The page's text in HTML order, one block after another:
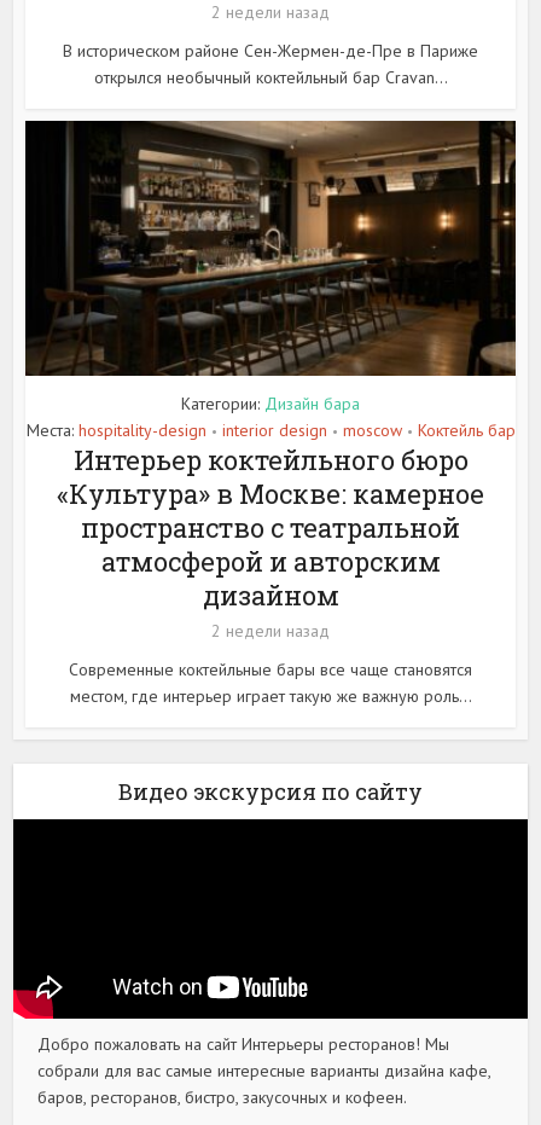
2 недели назад
В историческом районе Сен-Жермен-де-Пре в Париже
открылся необычный коктейльный бар Cravan...
Категории: Дизайн бара
Места: hospitality-design • interior design • moscow • Коктейль бар
Интерьер коктейльного бюро
«Культура» в Москве: камерное
пространство с театральной
атмосферой и авторским
дизайном
2 недели назад
Современные коктейльные бары все чаще становятся
местом, где интерьер играет такую же важную роль...
Видео экскурсия по сайту
Добро пожаловать на сайт Интерьеры ресторанов! Мы
собрали для вас самые интересные варианты дизайна кафе,
баров, ресторанов, бистро, закусочных и кофеен.